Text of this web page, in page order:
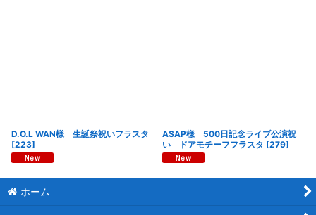
D.O.L WAN様 生誕祭祝いフラスタ
[223]
ASAP様 500日記念ライブ公演祝
い ドアモチーフフラスタ [279]
ホーム